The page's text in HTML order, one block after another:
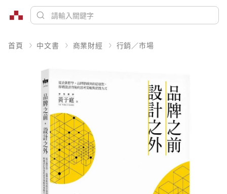
首頁 中文書 商業財經 行銷／市場